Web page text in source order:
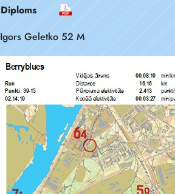
Diploms
Igors Geletko 52 M